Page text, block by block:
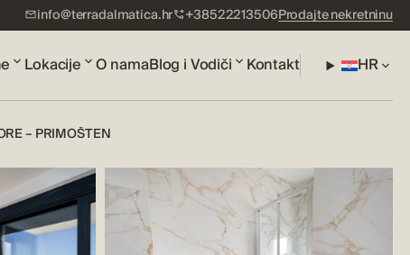
info@terradalmatica.hr +38522213506Prodajte nekretninu
Lokacije O namaBlog i Vodiči Kontakt HR
– PRIMOŠTEN